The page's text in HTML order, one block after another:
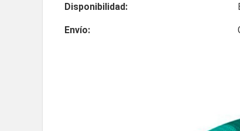
Disponibilidad:
Envío: